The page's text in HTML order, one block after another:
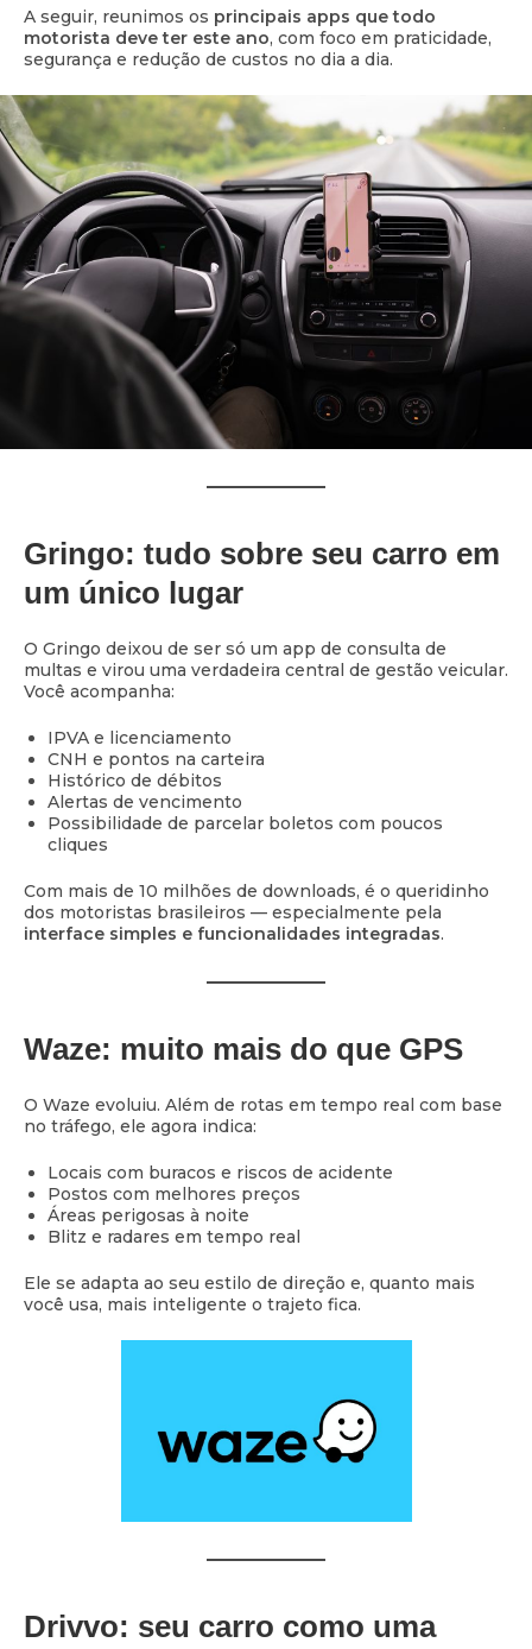
A seguir, reunimos os principais apps que todo
motorista deve ter este ano, com foco em praticidade,
segurança e redução de custos no dia a dia.
Gringo: tudo sobre seu carro em
um único lugar
O Gringo deixou de ser só um app de consulta de
multas e virou uma verdadeira central de gestão veicular.
Você acompanha:
IPVA e licenciamento
CNH e pontos na carteira
Histórico de débitos
Alertas de vencimento
Possibilidade de parcelar boletos com poucos
cliques
Com mais de 10 milhões de downloads, é o queridinho
dos motoristas brasileiros — especialmente pela
interface simples e funcionalidades integradas.
Waze: muito mais do que GPS
O Waze evoluiu. Além de rotas em tempo real com base
no tráfego, ele agora indica:
Locais com buracos e riscos de acidente
Postos com melhores preços
Áreas perigosas à noite
Blitz e radares em tempo real
Ele se adapta ao seu estilo de direção e, quanto mais
você usa, mais inteligente o trajeto fica.
Drivvo: seu carro como uma